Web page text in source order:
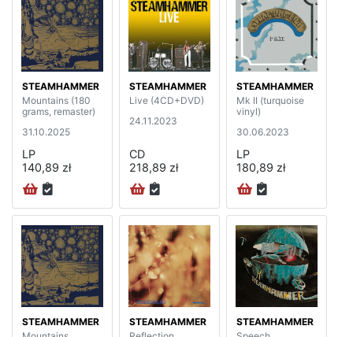
STEAMHAMMER
Mountains (180
grams, remaster)
31.10.2025
LP
140,89 zł
STEAMHAMMER
Live (4CD+DVD)
24.11.2023
CD
218,89 zł
STEAMHAMMER
Mk II (turquoise
vinyl)
30.06.2023
LP
180,89 zł
STEAMHAMMER
STEAMHAMMER
STEAMHAMMER